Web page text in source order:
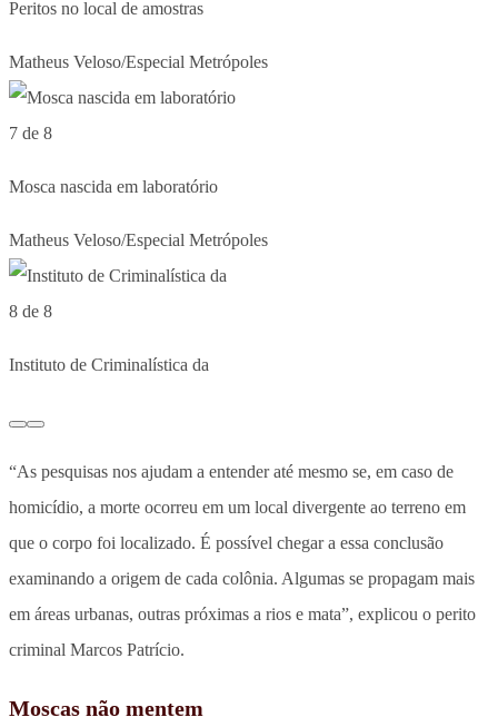
Peritos no local de amostras
Matheus Veloso/Especial Metrópoles
7 de 8
Mosca nascida em laboratório
Matheus Veloso/Especial Metrópoles
8 de 8
Instituto de Criminalística da
“As pesquisas nos ajudam a entender até mesmo se, em caso de
homicídio, a morte ocorreu em um local divergente ao terreno em
que o corpo foi localizado. É possível chegar a essa conclusão
examinando a origem de cada colônia. Algumas se propagam mais
em áreas urbanas, outras próximas a rios e mata”, explicou o perito
criminal Marcos Patrício.
Moscas não mentem